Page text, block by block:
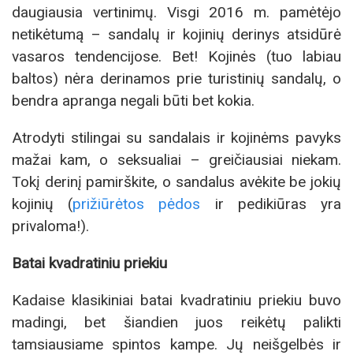
daugiausia vertinimų. Visgi 2016 m. pamėtėjo
netikėtumą – sandalų ir kojinių derinys atsidūrė
vasaros tendencijose. Bet! Kojinės (tuo labiau
baltos) nėra derinamos prie turistinių sandalų, o
bendra apranga negali būti bet kokia.
Atrodyti stilingai su sandalais ir kojinėms pavyks
mažai kam, o seksualiai – greičiausiai niekam.
Tokį derinį pamirškite, o sandalus avėkite be jokių
kojinių (prižiūrėtos pėdos ir pedikiūras yra
privaloma!).
Batai kvadratiniu priekiu
Kadaise klasikiniai batai kvadratiniu priekiu buvo
madingi, bet šiandien juos reikėtų palikti
tamsiausiame spintos kampe. Jų neišgelbės ir